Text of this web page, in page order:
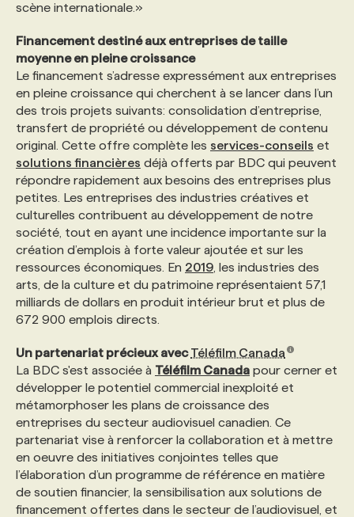
scène internationale.»
Financement destiné aux entreprises de taille
moyenne en pleine croissance
Le financement s’adresse expressément aux entreprises
en pleine croissance qui cherchent à se lancer dans l’un
des trois projets suivants: consolidation d’entreprise,
transfert de propriété ou développement de contenu
original. Cette offre complète les services-conseils et
solutions financières déjà offerts par BDC qui peuvent
répondre rapidement aux besoins des entreprises plus
petites. Les entreprises des industries créatives et
culturelles contribuent au développement de notre
société, tout en ayant une incidence importante sur la
création d’emplois à forte valeur ajoutée et sur les
ressources économiques. En 2019 , les industries des
arts, de la culture et du patrimoine représentaient 57,1
milliards de dollars en produit intérieur brut et plus de
672 900 emplois directs.
Un partenariat précieux avecTéléfilm Canada
La BDC s'est associée à Téléfilm Canada pour cerner et
développer le potentiel commercial inexploité et
métamorphoser les plans de croissance des
entreprises du secteur audiovisuel canadien. Ce
partenariat vise à renforcer la collaboration et à mettre
en oeuvre des initiatives conjointes telles que
l’élaboration d’un programme de référence en matière
de soutien financier, la sensibilisation aux solutions de
financement offertes dans le secteur de l’audiovisuel, et